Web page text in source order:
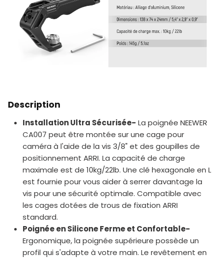
Description
Installation Ultra Sécurisée- La poignée NEEWER
CA007 peut être montée sur une cage pour
caméra à l'aide de la vis 3/8" et des goupilles de
positionnement ARRI. La capacité de charge
maximale est de 10kg/22lb. Une clé hexagonale en L
est fournie pour vous aider à serrer davantage la
vis pour une sécurité optimale. Compatible avec
les cages dotées de trous de fixation ARRI
standard.
Poignée en Silicone Ferme et Confortable-
Ergonomique, la poignée supérieure possède un
profil qui s'adapte à votre main. Le revêtement en